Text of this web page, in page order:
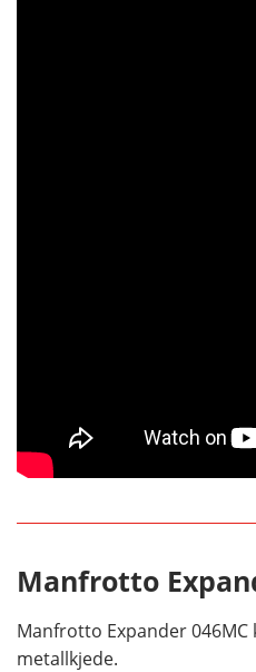
Manfrotto
Manfrotto Expander
metallkjede.